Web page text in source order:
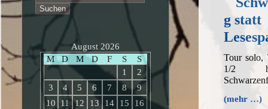
g statt
Tour
1/2 h,
(mehr …)
nach:
August 2026
M
D M D F S
S
1
2
3
4 5 6 7 8
9
10
11 12 13 14 15
16